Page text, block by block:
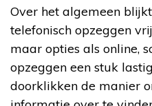
Over het algemeen
telefonisch opzeggen
maar opties als online,
opzeggen een stuk
doorklikken de manier